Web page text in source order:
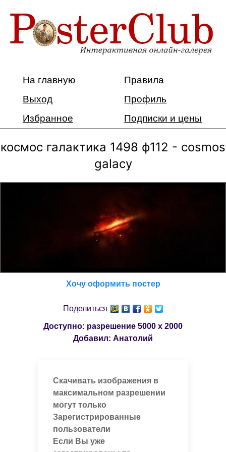
На главную
Правила
Выход
Профиль
Избранное
Подписки и цены
космос галактика 1498 ф112 - cosmos
galacy
Хочу оформить постер
Поделиться
Доступно: разрешение 5000 x 2000
Добавил: Анатолий
Скачивать изображения в
максимальном разрешении
могут только
Зарегистрированные
пользователи
Если Вы уже